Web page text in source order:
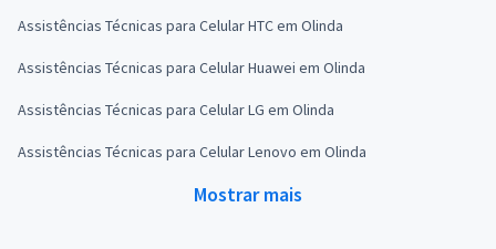
Assistências Técnicas para Celular HTC em Olinda
Assistências Técnicas para Celular Huawei em Olinda
Assistências Técnicas para Celular LG em Olinda
Assistências Técnicas para Celular Lenovo em Olinda
Mostrar mais